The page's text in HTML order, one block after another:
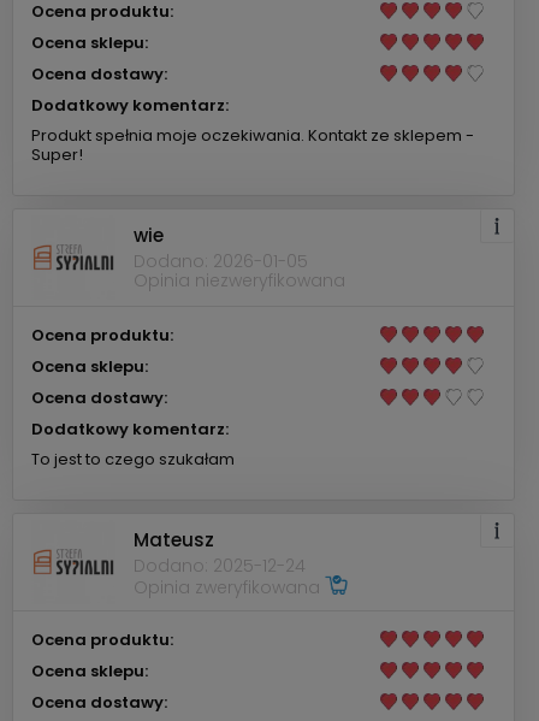
Ocena produktu:
Ocena sklepu:
Ocena dostawy:
Dodatkowy komentarz:
Produkt spełnia moje oczekiwania. Kontakt ze sklepem -
Super!
wie
Dodano: 2026-01-05
Opinia niezweryfikowana
Ocena produktu:
Ocena sklepu:
Ocena dostawy:
Dodatkowy komentarz:
To jest to czego szukałam
Mateusz
Dodano: 2025-12-24
Opinia zweryfikowana
Ocena produktu:
Ocena sklepu:
Ocena dostawy: